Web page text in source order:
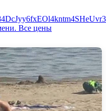
Все цены